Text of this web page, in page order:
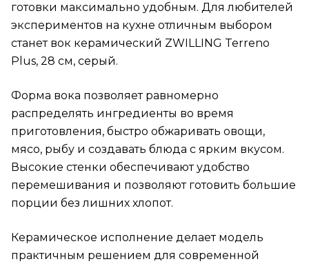
готовки максимально удобным. Для любителей
экспериментов на кухне отличным выбором
станет вок керамический ZWILLING Terreno
Plus, 28 см, серый.
Форма вока позволяет равномерно
распределять ингредиенты во время
приготовления, быстро обжаривать овощи,
мясо, рыбу и создавать блюда с ярким вкусом.
Высокие стенки обеспечивают удобство
перемешивания и позволяют готовить большие
порции без лишних хлопот.
Керамическое исполнение делает модель
практичным решением для современной